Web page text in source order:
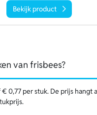
Bekijk product
van frisbees?
€ 0,77 per stuk. De prijs